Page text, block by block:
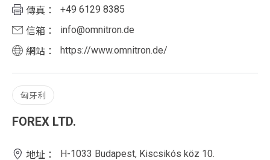
傳真：
+49 6129 8385
信箱：
info@omnitron.de
網站：
https://www.omnitron.de/
匈牙利
FOREX LTD.
地址： H-1033 Budapest, Kiscsikós köz 10.